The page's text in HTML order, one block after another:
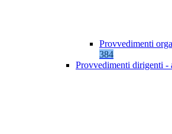
Provvedimenti
384
Provvedimenti dirigenti -